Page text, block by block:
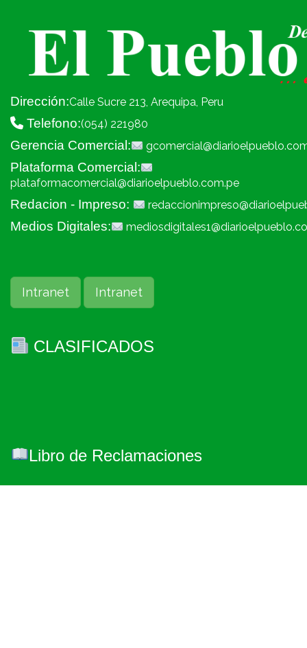
Dirección:Calle Sucre 213, Arequipa, Peru
Telefono:(054) 221980
Gerencia Comercial:
Plataforma Comercial:
plataformacomercial@diarioelpueblo.com.pe
Redacion - Impreso:
Medios Digitales:
Intranet Intranet
CLASIFICADOS
Libro de Reclamaciones